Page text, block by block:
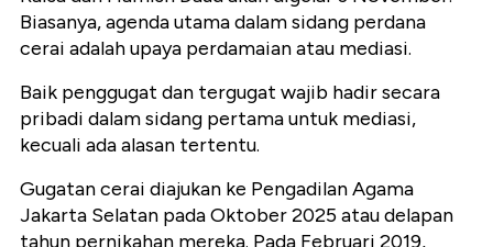
Biasanya, agenda utama dalam sidang perdana
cerai adalah upaya perdamaian atau mediasi.
Baik penggugat dan tergugat wajib hadir secara
pribadi dalam sidang pertama untuk mediasi,
kecuali ada alasan tertentu.
Gugatan cerai diajukan ke Pengadilan Agama
Jakarta Selatan pada Oktober 2025 atau delapan
tahun pernikahan mereka. Pada Februari 2019,